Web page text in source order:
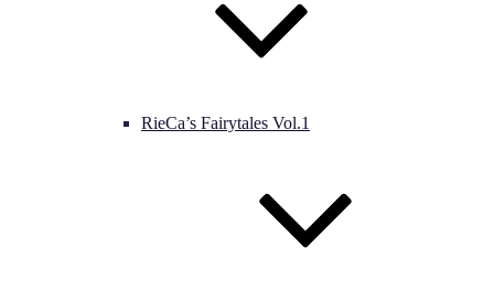
RieCa’s Fairytales Vol.1